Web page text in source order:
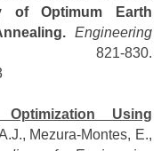
of Optimum Earth
Engineering
830.
Optimization Using
Mezura-Montes, E.,